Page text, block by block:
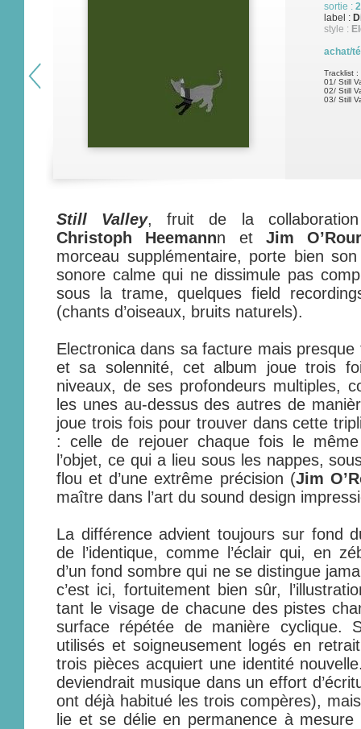
sortie :
label :
style :
achat/
Tracklist :
01/ Still
02/ Still
03/ Still
Still Valley, fruit de la
Christoph Heemannn et Jim
morceau supplémentaire, porte bien
sonore calme qui ne dissimule pas
sous la trame, quelques field
(chants d’oiseaux, bruits naturels).
Electronica dans sa facture mais
et sa solennité, cet album joue trois
niveaux, de ses profondeurs multiples,
les unes au-dessus des autres de
joue trois fois pour trouver dans cette
: celle de rejouer chaque fois le
l’objet, ce qui a lieu sous les nappes,
flou et d’une extrême précision (Jim
maître dans l’art du sound design
La différence advient toujours sur fond
de l’identique, comme l’éclair qui, en
d’un fond sombre qui ne se distingue
c’est ici, fortuitement bien sûr,
tant le visage de chacune des pistes
surface répétée de manière cyclique.
utilisés et soigneusement logés en
trois pièces acquiert une identité
deviendrait musique dans un effort
ont déjà habitué les trois compères),
lie et se délie en permanence à mesure